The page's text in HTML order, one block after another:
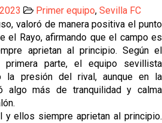
a Alberto Flores" por Rafa
juega Fran González
protagonizan las ofertas más
Primer equipo, Sevilla FC
valoró de manera positiva el punto
el Rayo, afirmando que el campo es
aprietan al principio. Según el
primera parte, el equipo sevillista
la presión del rival, aunque en la
algo más de tranquilidad y calma
ellos siempre aprietan al principio.